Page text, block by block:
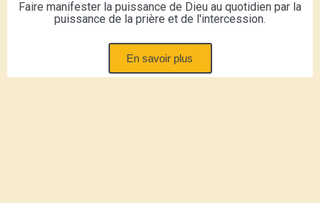
Faire manifester la puissance de Dieu au quotidien par la
puissance de la prière et de l'intercession.
En savoir plus